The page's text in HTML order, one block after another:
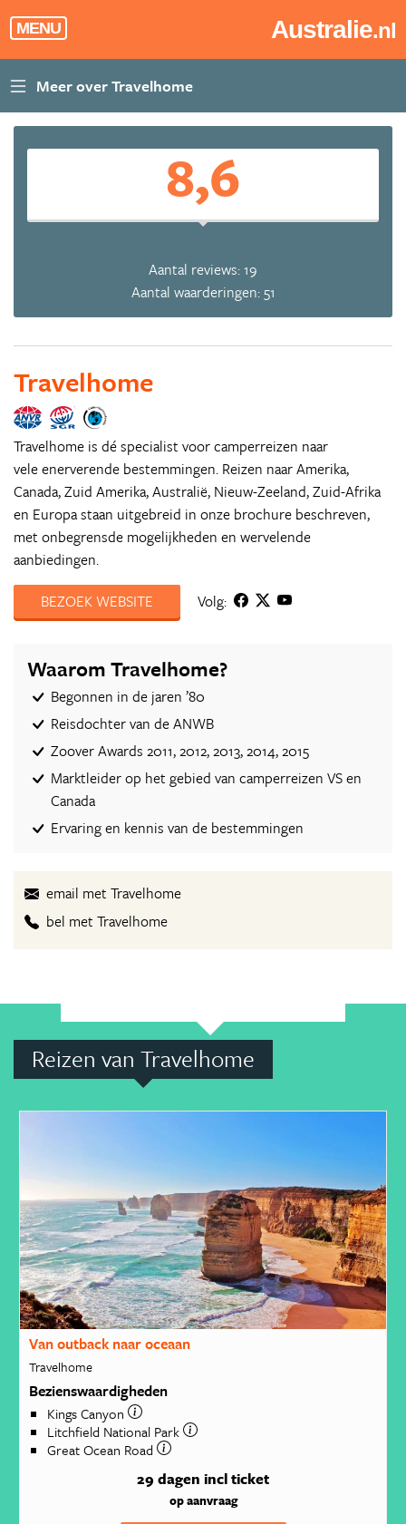
MENU Australie.nl
8,6
Aantal reviews: 19
Aantal waarderingen: 51
Travelhome
Travelhome is dé specialist voor camperreizen naar
vele enerverende bestemmingen. Reizen naar Amerika,
Canada, Zuid Amerika, Australië, Nieuw-Zeeland, Zuid-Afrika
en Europa staan uitgebreid in onze brochure beschreven,
met onbegrensde mogelijkheden en wervelende
aanbiedingen.
BEZOEK WEBSITE
Volg:
Waarom Travelhome?
Begonnen in de jaren ’80
Reisdochter van de ANWB
Zoover Awards 2011, 2012, 2013, 2014, 2015
Marktleider op het gebied van camperreizen VS en
Canada
Ervaring en kennis van de bestemmingen
email met Travelhome
bel met Travelhome
Reizen van Travelhome
Van outback naar oceaan
Travelhome
Bezienswaardigheden
Kings Canyon
Litchfield National Park
Great Ocean Road
29 dagen incl ticket
op aanvraag